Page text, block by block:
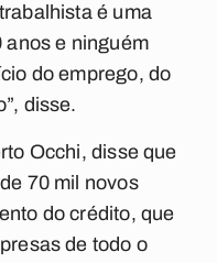
é uma
anos e ninguém
do emprego, do
disse.
Occhi, disse que
70 mil novos
do crédito, que
de todo o